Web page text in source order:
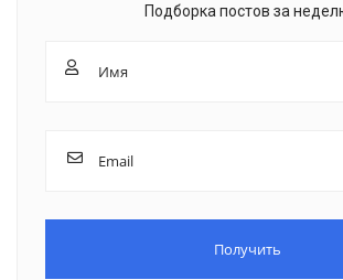
Подборка постов за